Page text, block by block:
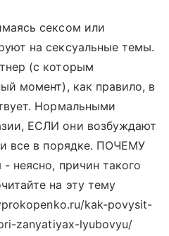
сексом или
на сексуальные темы.
(с которым
момент), как правило, в
Нормальными
ЕСЛИ они возбуждают
все в порядке. ПОЧЕМУ
неясно, причин такого
на эту тему
kak-povysit-
zanyatiyax-lyubovyu/